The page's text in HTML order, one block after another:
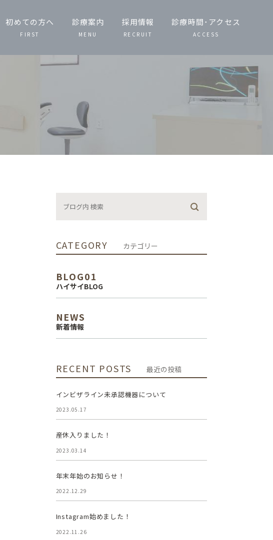
初めての方へ
FIRST
診療案内
MENU
一般歯科・小児
歯周病治療
予防治療・定期
検診
インプラント治
療
審美治療
採用情報
RECRUIT
診療時間･アクセス
ACCESS
CATEGORY カテゴリー
BLOG01
ハイサイBLOG
NEWS
新着情報
RECENT POSTS 最近の投稿
インビザライン未承認機器について
2023.05.17
産休入りました！
2023.03.14
年末年始のお知らせ！
2022.12.29
Instagram始めました！
2022.11.26